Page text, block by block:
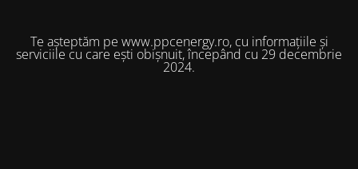
Te așteptăm pe www.ppcenergy.ro, cu informațiile și
serviciile cu care ești obișnuit, începând cu 29 decembrie
2024.